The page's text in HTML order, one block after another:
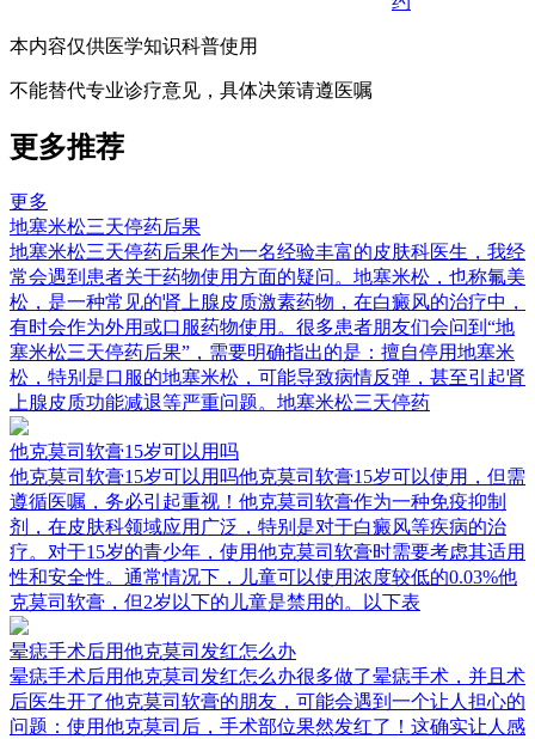
本内容仅供医学知识科普使用
不能替代专业诊疗意见，具体决策请遵医嘱
更多推荐
更多
地塞米松三天停药后果
地塞米松三天停药后果作为一名经验丰富的皮肤科医生，我经
常会遇到患者关于药物使用方面的疑问。地塞米松，也称氟美
松，是一种常见的肾上腺皮质激素药物，在白癜风的治疗中，
有时会作为外用或口服药物使用。很多患者朋友们会问到“地
塞米松三天停药后果”，需要明确指出的是：擅自停用地塞米
松，特别是口服的地塞米松，可能导致病情反弹，甚至引起肾
上腺皮质功能减退等严重问题。地塞米松三天停药
他克莫司软膏15岁可以用吗
他克莫司软膏15岁可以用吗他克莫司软膏15岁可以使用，但需
遵循医嘱，务必引起重视！他克莫司软膏作为一种免疫抑制
剂，在皮肤科领域应用广泛，特别是对于白癜风等疾病的治
疗。对于15岁的青少年，使用他克莫司软膏时需要考虑其适用
性和安全性。通常情况下，儿童可以使用浓度较低的0.03%他
克莫司软膏，但2岁以下的儿童是禁用的。以下表
晕痣手术后用他克莫司发红怎么办
晕痣手术后用他克莫司发红怎么办很多做了晕痣手术，并且术
后医生开了他克莫司软膏的朋友，可能会遇到一个让人担心的
问题：使用他克莫司后，手术部位果然发红了！这确实让人感